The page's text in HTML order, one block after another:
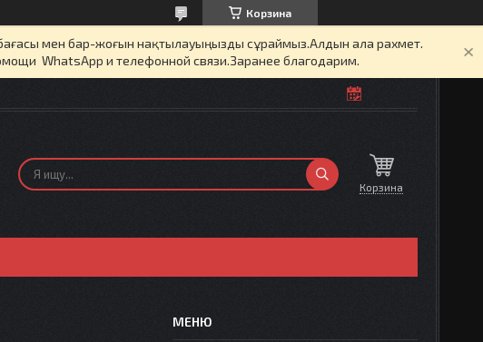
Корзина
мен бар-жоғын нақтылауыңызды сұраймыз.Алдын ала рахмет.
WhatsApp и телефонной связи.Заранее благодарим.
Корзина